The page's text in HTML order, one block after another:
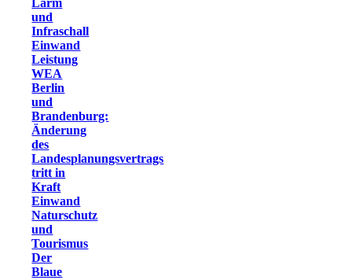
und
Infraschall
Einwand
Leistung
WEA
Berlin
und
Brandenburg:
Änderung
des
Landesplanungsvertrags
tritt in
Kraft
Einwand
Naturschutz
und
Tourismus
Der
Blaue